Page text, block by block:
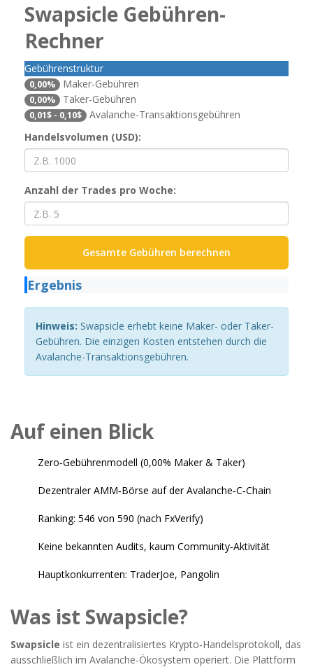
Swapsicle Gebühren-
Rechner
Gebührenstruktur
0,00% Maker-Gebühren
0,00% Taker-Gebühren
0,01$ - 0,10$
Avalanche-Transaktionsgebühren
Handelsvolumen (USD):
Anzahl der Trades pro Woche:
Gesamte Gebühren berechnen
Ergebnis
Hinweis: Swapsicle erhebt keine Maker- oder Taker-
Gebühren. Die einzigen Kosten entstehen durch die
Avalanche-Transaktionsgebühren.
Auf einen Blick
Zero‑Gebührenmodell (0,00% Maker & Taker)
Dezentraler AMM‑Börse auf der Avalanche‑C‑Chain
Ranking: 546 von 590 (nach FxVerify)
Keine bekannten Audits, kaum Community‑Aktivität
Hauptkonkurrenten: TraderJoe, Pangolin
Was ist Swapsicle?
Swapsicle ist ein dezentralisiertes Krypto‑Handelsprotokoll, das
ausschließlich im Avalanche-Ökosystem operiert. Die Plattform